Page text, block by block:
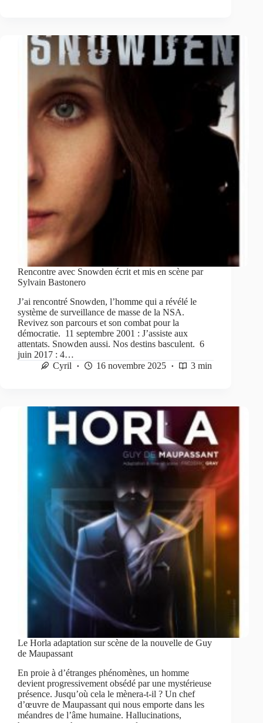
Rencontre avec Snowden écrit et mis en scène par
Sylvain Bastonero
J’ai rencontré Snowden, l’homme qui a révélé le
système de surveillance de masse de la NSA.
Revivez son parcours et son combat pour la
démocratie. 11 septembre 2001 : J’assiste aux
attentats. Snowden aussi. Nos destins basculent. 6
juin 2017 : 4…
Cyril
16 novembre 2025 3 min
Le Horla adaptation sur scène de la nouvelle de Guy
de Maupassant
En proie à d’étranges phénomènes, un homme
devient progressivement obsédé par une mystérieuse
présence. Jusqu’où cela le mènera-t-il ? Un chef
d’œuvre de Maupassant qui nous emporte dans les
méandres de l’âme humaine. Hallucinations,